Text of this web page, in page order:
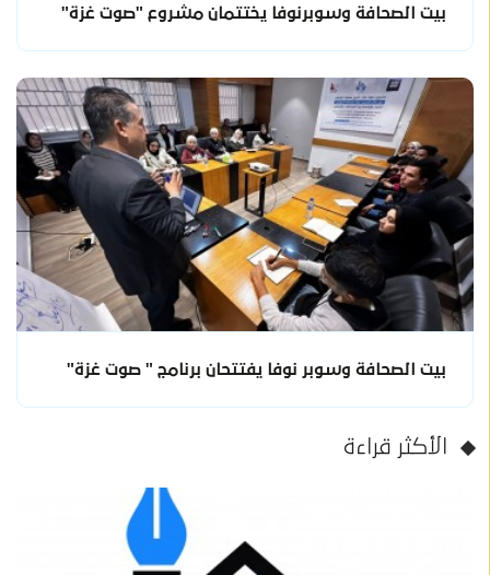
بيت الصحافة وسوبرنوفا يختتمان مشروع "صوت غزة"
بيت الصحافة وسوبر نوفا يفتتحان برنامج " صوت غزة"
الأكثر قراءة